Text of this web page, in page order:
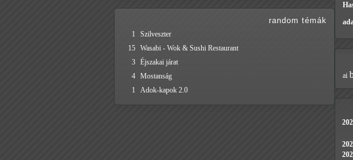
random témák
1
Szilveszter
15 Wasabi - Wok & Sushi Restaurant
3 Éjszakai járat
4 Mostanság
1
Adok-kapok 2.0
ai